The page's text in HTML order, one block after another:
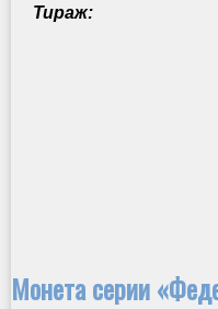
Тираж:
Монета серии